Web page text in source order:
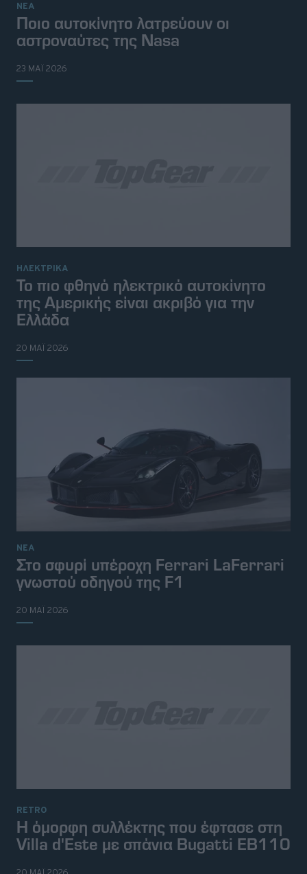
ΝΕΑ
Ποιο αυτοκίνητο λατρεύουν οι
αστροναύτες της Nasa
23 ΜΑΪ 2026
ΗΛΕΚΤΡΙΚΑ
Το πιο φθηνό ηλεκτρικό αυτοκίνητο
της Αμερικής είναι ακριβό για την
Ελλάδα
20 ΜΑΪ 2026
ΝΕΑ
Στο σφυρί υπέροχη Ferrari LaFerrari
γνωστού οδηγού της F1
20 ΜΑΪ 2026
RETRO
H όμορφη συλλέκτης που έφτασε στη
Villa d'Este με σπάνια Bugatti EB110
20 ΜΑΪ 2026
Σχετικά με εμάς
Επικοινωνήστε μαζί μας
Διαφημιστείτε
Όροι Χρήσης - Πολιτική Απορρήτου